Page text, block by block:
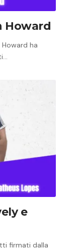
Howard
ha
e
firmati dalla